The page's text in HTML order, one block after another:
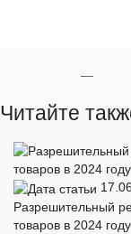
Читайте
Разрешительный
товаров в 2024 году